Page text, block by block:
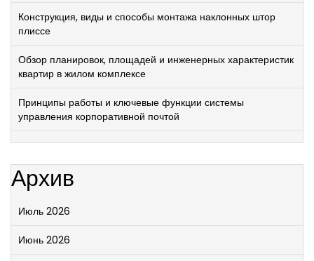
Конструкция, виды и способы монтажа наклонных штор
плиссе
Обзор планировок, площадей и инженерных характеристик
квартир в жилом комплексе
Принципы работы и ключевые функции системы
управления корпоративной почтой
Архив
Июль 2026
Июнь 2026